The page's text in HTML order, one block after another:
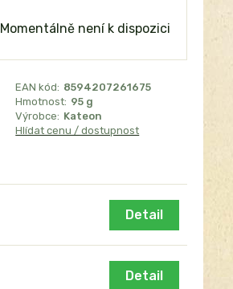
Momentálně není k dispozici
EAN kód: 8594207261675
Hmotnost: 95 g
Výrobce: Kateon
Hlídat cenu / dostupnost
Detail
Detail